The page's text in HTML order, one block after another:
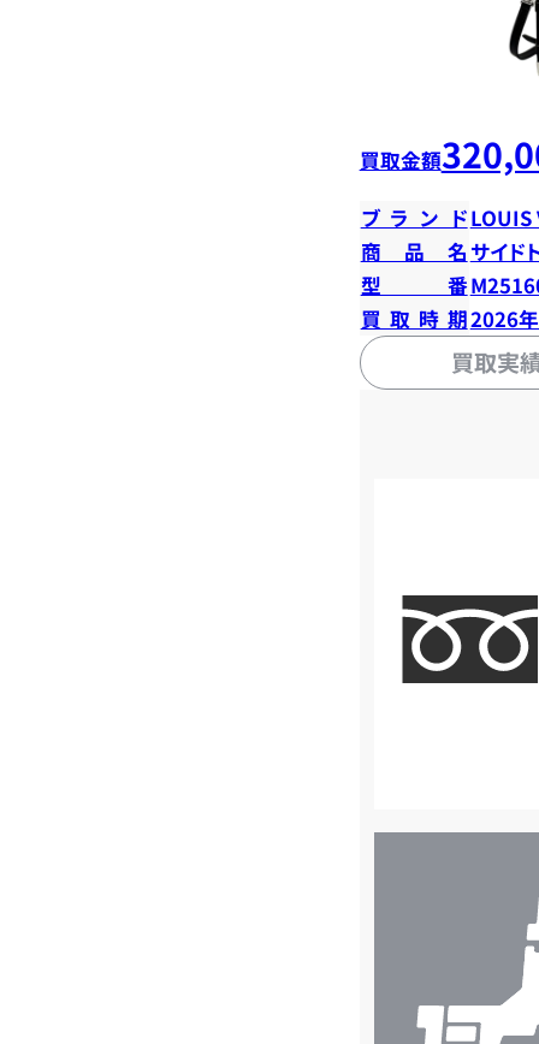
買取金額
ブランドLOUIS
商品名 サイド
型番
買取時期2026
買取実